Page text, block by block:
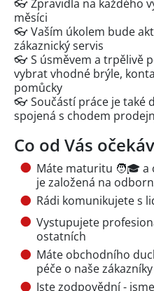
👓 Zpravidla na každého
měsíci
👓 Vaším úkolem bude
zákaznický servis
👓 S úsměvem a trpělivě
vybrat vhodné brýle,
pomůcky
👓 Součástí práce je také
spojená s chodem
Co od Vás
Máte maturitu 🧑🎓 a
je založená na
Rádi komunikujete s
Vystupujete
ostatních
Máte obchodního
péče o naše zákazníky
Jste zodpovědní -